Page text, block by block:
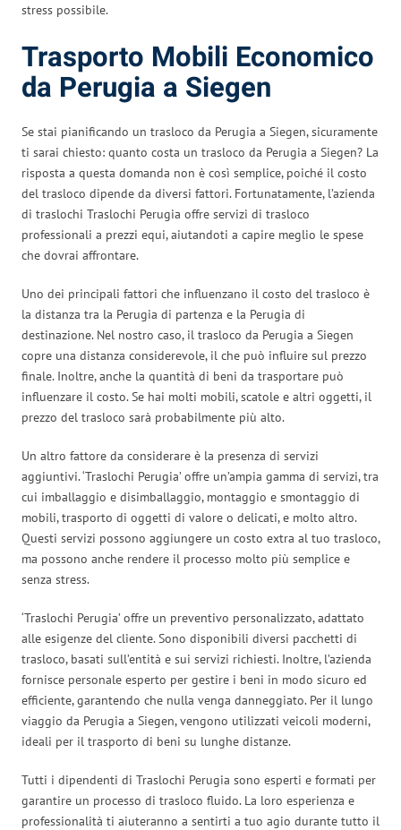
stress possibile.
Trasporto Mobili Economico
da Perugia a Siegen
Se stai pianificando un trasloco da Perugia a Siegen, sicuramente
ti sarai chiesto: quanto costa un trasloco da Perugia a Siegen? La
risposta a questa domanda non è così semplice, poiché il costo
del trasloco dipende da diversi fattori. Fortunatamente, l’azienda
di traslochi Traslochi Perugia offre servizi di trasloco
professionali a prezzi equi, aiutandoti a capire meglio le spese
che dovrai affrontare.
Uno dei principali fattori che influenzano il costo del trasloco è
la distanza tra la Perugia di partenza e la Perugia di
destinazione. Nel nostro caso, il trasloco da Perugia a Siegen
copre una distanza considerevole, il che può influire sul prezzo
finale. Inoltre, anche la quantità di beni da trasportare può
influenzare il costo. Se hai molti mobili, scatole e altri oggetti, il
prezzo del trasloco sarà probabilmente più alto.
Un altro fattore da considerare è la presenza di servizi
aggiuntivi. ‘Traslochi Perugia’ offre un’ampia gamma di servizi, tra
cui imballaggio e disimballaggio, montaggio e smontaggio di
mobili, trasporto di oggetti di valore o delicati, e molto altro.
Questi servizi possono aggiungere un costo extra al tuo trasloco,
ma possono anche rendere il processo molto più semplice e
senza stress.
‘Traslochi Perugia’ offre un preventivo personalizzato, adattato
alle esigenze del cliente. Sono disponibili diversi pacchetti di
trasloco, basati sull’entità e sui servizi richiesti. Inoltre, l’azienda
fornisce personale esperto per gestire i beni in modo sicuro ed
efficiente, garantendo che nulla venga danneggiato. Per il lungo
viaggio da Perugia a Siegen, vengono utilizzati veicoli moderni,
ideali per il trasporto di beni su lunghe distanze.
Tutti i dipendenti di Traslochi Perugia sono esperti e formati per
garantire un processo di trasloco fluido. La loro esperienza e
professionalità ti aiuteranno a sentirti a tuo agio durante tutto il